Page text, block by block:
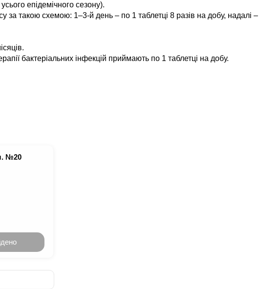
епідемічного сезону).
за такою схемою: 1–3-й день – по 1 таблетці 8 разів на добу, надалі –
бактеріальних інфекцій приймають по 1 таблетці на добу.
№20